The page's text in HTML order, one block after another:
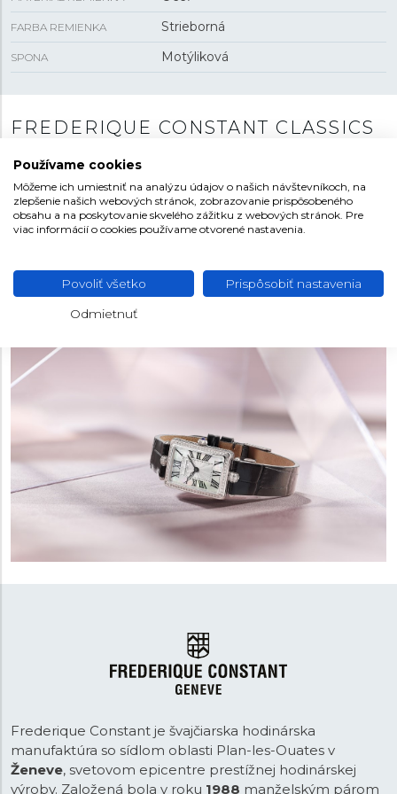
FARBA REMIENKA Strieborná
SPONA Motýliková
FREDERIQUE CONSTANT CLASSICS
Jednou z najobľúbenejších kolekcií značky Frederique
Constant je elegantná a nadčasová kolekcia Classics Art
Deco, ktorá čerpá inšpiráciu z módnych trendov a štýlov
20. a 30. rokov minulého storočia. Vintage modely, ktoré
oslovujú ženskosť a klasický štýl. Číselníky hodiniek
zdobia perleť či guilloché povrch a rímske číslice.
Frederique Constant je švajčiarska hodinárska
manufaktúra so sídlom oblasti Plan-les-Ouates v
Ženeve, svetovom epicentre prestížnej hodinárskej
výroby. Založená bola v roku 1988 manželským párom
Používame cookies
Môžeme ich umiestniť na analýzu údajov o našich návštevníkoch, na
zlepšenie našich webových stránok, zobrazovanie prispôsobeného
obsahu a na poskytovanie skvelého zážitku z webových stránok. Pre
viac informácií o cookies používame otvorené nastavenia.
Povoliť všetko Prispôsobiť nastavenia
Odmietnuť